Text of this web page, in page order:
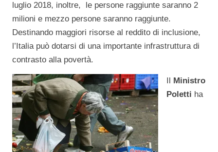
luglio 2018, inoltre, le persone raggiunte saranno 2
milioni e mezzo persone saranno raggiunte.
Destinando maggiori risorse al reddito di inclusione,
l’Italia può dotarsi di una importante infrastruttura di
contrasto alla povertà.
Il Ministro
Poletti ha